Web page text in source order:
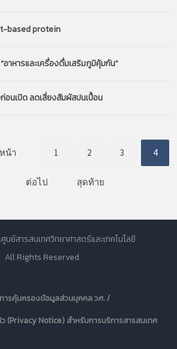
based protein
าหารและเครื่องดื่มเสริมภูมิคุ้มกัน”
อนเปิด ลดเสี่ยงสัมผัสปนเปื้อน
น้า 1 2 3 4
ต่อไป สุดท้าย
ย์สารสนเทศวิทยาศาสตร์และเทคโนโลยี
All Rights Reserved.
ารคุ้มครองข้อมูลส่วนบุคคล วศ. /
(Privacy Notice) สำหรับการบริการสารสนเทศ